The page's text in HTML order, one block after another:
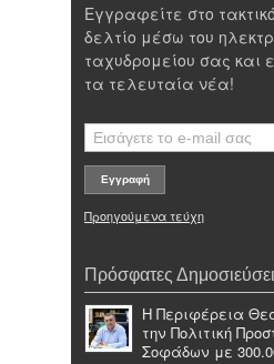
Εγγραφείτε στο
δελτίο μέσω του
ταχυδρομείου σας και
τα τελευταία νέα!
Προηγούμενα τεύχη
Πρόσφατες
Η Περιφέρεια
την Πολιτική
Σοφάδων με